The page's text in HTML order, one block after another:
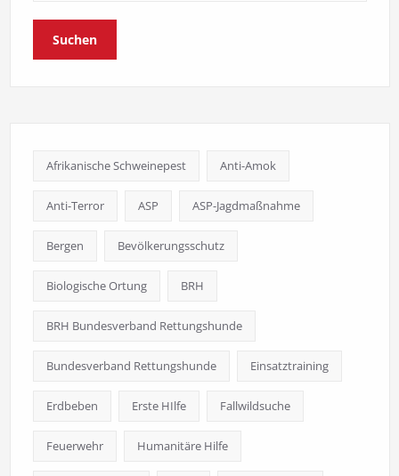
Suchen
Afrikanische Schweinepest Anti-Amok
Anti-Terror ASP ASP-Jagdmaßnahme
Bergen Bevölkerungsschutz
Biologische Ortung BRH
BRH Bundesverband Rettungshunde
Bundesverband Rettungshunde Einsatztraining
Erdbeben Erste HIlfe Fallwildsuche
Feuerwehr Humanitäre Hilfe